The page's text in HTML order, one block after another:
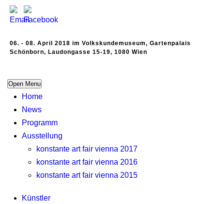
06. - 08. April 2018 im Volkskundemuseum, Gartenpalais
Schönborn, Laudongasse 15-19, 1080 Wien
Open Menu
Home
News
Programm
Ausstellung
konstante art fair vienna 2017
konstante art fair vienna 2016
konstante art fair vienna 2015
Künstler